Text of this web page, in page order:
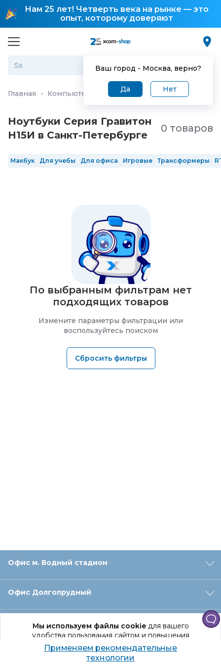
Нам 25 лет! Четверть века на рынке — это
опыт, которому доверяют
Ваш город - Москва, верно?
Да Нет
Мы используем файлы cookieдля вашего
удобства пользования сайтом и повышения
качества рекомендаций.
Продолжая использование сайта, вы даете
Главная · Компьютеры и ноутбуки Ноутбуки
Ноутбуки Серия Гравитон
Н15И в Санкт-Петербургe
0 товаров
Макбук Для учебы Для офиса Игровые Трансформеры
По выбранным фильтрам нет
подходящих товаров
Измените параметры фильтрации или
воспользуйтесь поиском
Сбросить фильтры
Офис м. Водный стадион
Офис Долгопрудный
Офис Санкт‑Петербург
Оформление заказа
Применяем рекомендательные
технологии